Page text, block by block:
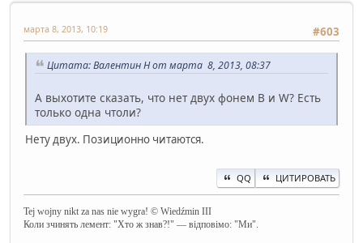
#603
марта 8, 2013, 10:19
Цитата: Валентин Н от марта 8, 2013, 08:37
А выхотите сказать, что нет двух фонем В и W? Есть
только одна чтоли?
Нету двух. Позиционно читаются.
QQ ЦИТИРОВАТЬ
Tej wojny nikt za nas nie wygra! © Wiedźmin III
Коли зчинять лемент: "Хто ж знав?!" — відповімо: "Ми".